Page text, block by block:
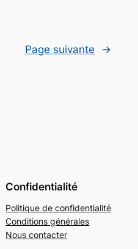
Page suivante →
Confidentialité
Politique de confidentialité
Conditions générales
Nous contacter